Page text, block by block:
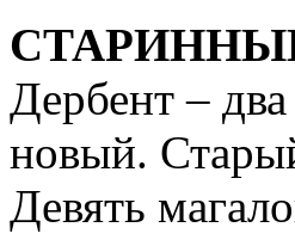
Дербент –
новый.
Девять